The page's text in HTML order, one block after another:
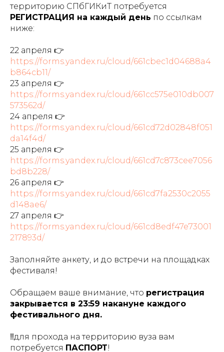
территорию СПбГИКиТ потребуется
РЕГИСТРАЦИЯ на каждый день по ссылкам
ниже:
22 апреля 👉
https://forms.yandex.ru/cloud/661cbec1d04688a4
b864cb11/
23 апреля 👉
https://forms.yandex.ru/cloud/661cc575e010db007
573562d/
24 апреля 👉
https://forms.yandex.ru/cloud/661cd72d02848f051
da14f4d/
25 апреля 👉
https://forms.yandex.ru/cloud/661cd7c873cee7056
bd8b228/
26 апреля 👉
https://forms.yandex.ru/cloud/661cd7fa2530c2055
d148ae6/
27 апреля 👉
https://forms.yandex.ru/cloud/661cd8edf47e73001
217893d/
Заполняйте анкету, и до встречи на площадках
фестиваля!
Обращаем ваше внимание, что регистрация
закрывается в 23:59 накануне каждого
фестивального дня.
‼️для прохода на территорию вуза вам
потребуется ПАСПОРТ!